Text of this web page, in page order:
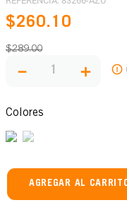
$260. 10
$289.00
＋
－
Colores
AGREGAR AL